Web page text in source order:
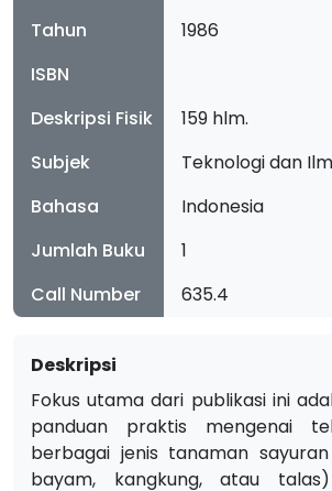
Tahun
1986
ISBN
Deskripsi Fisik
159 hlm.
Subjek
Teknologi dan
Bahasa
Indonesia
Jumlah Buku
1
Call Number
635.4
Deskripsi
Fokus utama dari publikasi ini
panduan praktis mengenai
berbagai jenis tanaman
bayam, kangkung, atau